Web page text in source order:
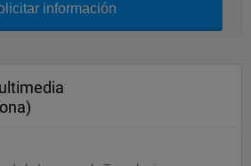
información